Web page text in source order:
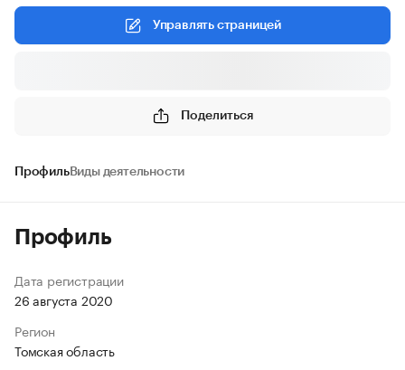
Управлять страницей
Поделиться
ПрофильВиды деятельности
Профиль
Дата регистрации
26 августа 2020
Регион
Томская область